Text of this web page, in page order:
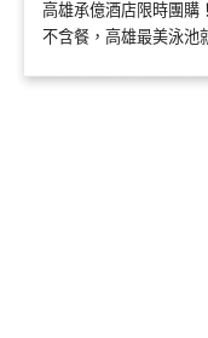
高雄承億酒店限時團購
不含餐，高雄最美泳池